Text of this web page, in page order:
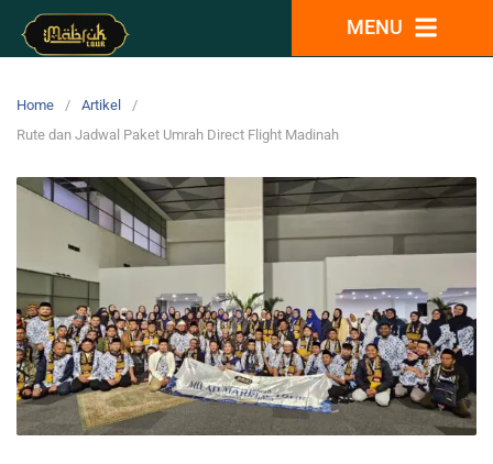
MENU
Home
Artikel
Rute dan Jadwal Paket Umrah Direct Flight Madinah